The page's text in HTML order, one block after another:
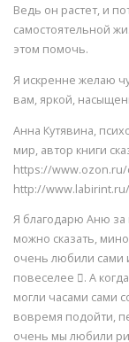
Ведь он растет, и
самостоятельной
этом помочь.
Я искренне желаю
вам, яркой,
Анна Кутявина,
мир, автор книги
https://
http://
Я благодарю Аню за
можно сказать,
очень любили сами
повеселее . А
могли часами сами
вовремя подойти,
очень мы любили